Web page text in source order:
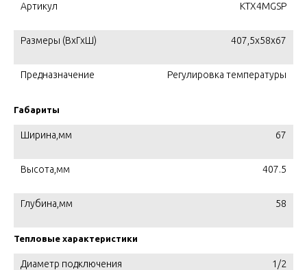
Артикул KTX4MGSP
Размеры (ВхГхШ) 407,5х58х67
Предназначение Регулировка температуры
Габариты
Ширина,мм 67
Высота,мм 407.5
Глубина,мм 58
Тепловые характеристики
Диаметр подключения 1/2